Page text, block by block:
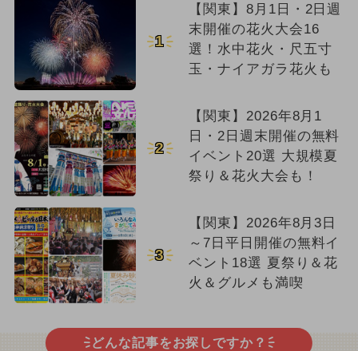
1
【関東】8月1日・2日週
末開催の花火大会16
選！水中花火・尺五寸
玉・ナイアガラ花火も
2
【関東】2026年8月1
日・2日週末開催の無料
イベント20選 大規模夏
祭り＆花火大会も！
3
【関東】2026年8月3日
～7日平日開催の無料イ
ベント18選 夏祭り＆花
火＆グルメも満喫
どんな記事をお探しですか？